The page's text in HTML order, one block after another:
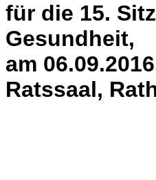
für die 15.
Gesundheit,
am
Ratssaal,